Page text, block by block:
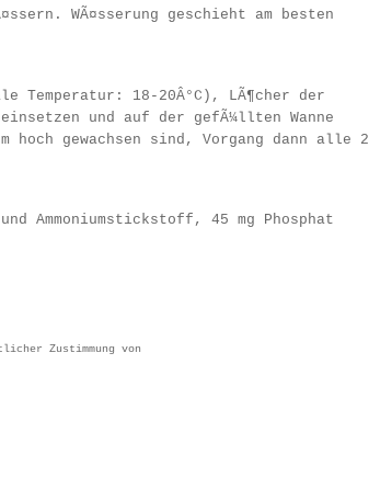
WÃ¤sserung geschieht am besten
Temperatur: 18-20Â°C), LÃ¶cher der
und auf der gefÃ¼llten Wanne
hoch gewachsen sind, Vorgang dann alle 2
Ammoniumstickstoff, 45 mg Phosphat
Zustimmung von